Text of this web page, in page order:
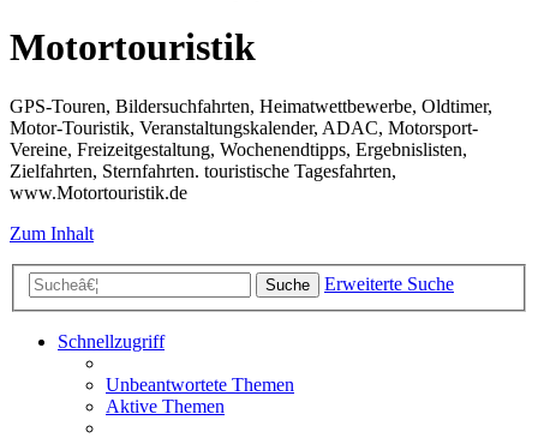
Motortouristik
GPS-Touren, Bildersuchfahrten, Heimatwettbewerbe, Oldtimer,
Motor-Touristik, Veranstaltungskalender, ADAC, Motorsport-
Vereine, Freizeitgestaltung, Wochenendtipps, Ergebnislisten,
Zielfahrten, Sternfahrten. touristische Tagesfahrten,
www.Motortouristik.de
Zum Inhalt
Suche Erweiterte Suche
Schnellzugriff
Unbeantwortete Themen
Aktive Themen